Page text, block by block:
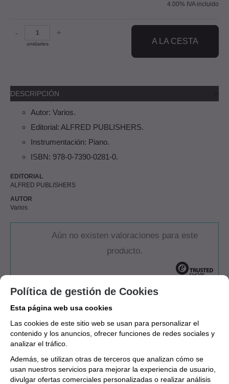
4.00% IVA incluido
-
unidades
+
A LA CESTA
DESCRIPCIÓN
Autor: Varios.
Editorial: ALFRED PUBLISHERS.
Instrumentación: Piano.
ISBN: 978-0-7390-0281-0.
EDITORIAL
ALFRED PUBLISHERS
AUTOR
Varios
Aún no existen valoraciones para este
producto.
Política de gestión de Cookies
Esta página web usa cookies
Las cookies de este sitio web se usan para personalizar el
contenido y los anuncios, ofrecer funciones de redes sociales y
analizar el tráfico.
Además, se utilizan otras de terceros que analizan cómo se
usan nuestros servicios para mejorar la experiencia de usuario,
divulgar ofertas comerciales personalizadas o realizar análisis